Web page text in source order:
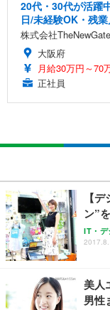
20代・30代が活躍
日/未経験OK・残
株式会社
大阪府
月給30万円～70
正社員
【
ン”
IT・デ
美人
男性